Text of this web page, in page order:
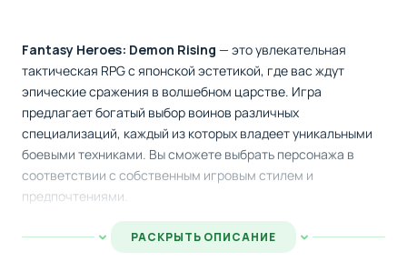
Fantasy Heroes: Demon Rising — это увлекательная
тактическая RPG с японской эстетикой, где вас ждут
эпические сражения в волшебном царстве. Игра
предлагает богатый выбор воинов различных
специализаций, каждый из которых владеет уникальными
боевыми техниками. Вы сможете выбрать персонажа в
соответствии с собственным игровым стилем и
предпочтениями.
По ходу прохождения у вас появится возможность
совершенствовать боевые умения героя, снаряжать его
РАСКРЫТЬ ОПИСАНИЕ